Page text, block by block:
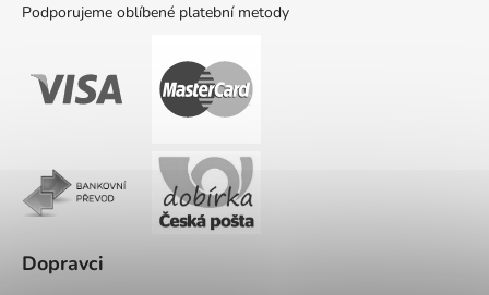
Podporujeme oblíbené platební metody
Dopravci